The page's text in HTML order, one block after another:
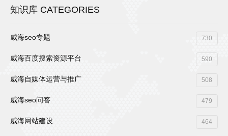
知识库 CATEGORIES
威海seo专题 730
威海百度搜索资源平台 590
威海自媒体运营与推广 508
威海seo问答 479
威海网站建设 464